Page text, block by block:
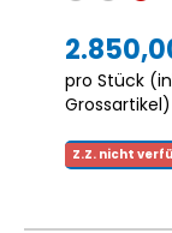
pro Stück
Grossartikel)
Z.Z. nicht